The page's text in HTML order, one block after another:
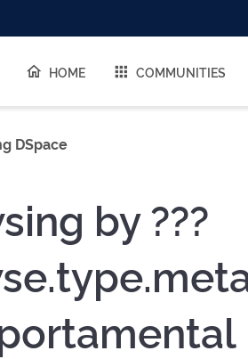
HOME COMMUNITIES
DSpace
by ???